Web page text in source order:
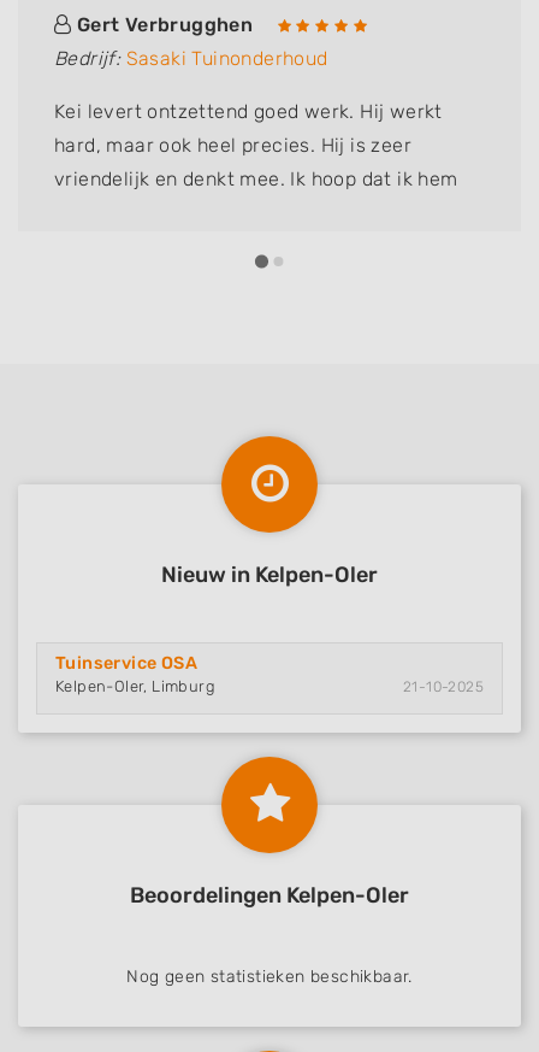
Gert Verbrugghen
Bedrijf: Sasaki Tuinonderhoud
Kei levert ontzettend goed werk. Hij werkt
hard, maar ook heel precies. Hij is zeer
vriendelijk en denkt mee. Ik hoop dat ik hem
Nieuw in Kelpen-Oler
Tuinservice OSA
Kelpen-Oler, Limburg 21-10-2025
Beoordelingen Kelpen-Oler
Nog geen statistieken beschikbaar.